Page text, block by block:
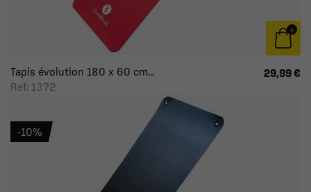
Tapis évolution 180 x 60 cm...
Ref: 1372
29,99 €
-10%